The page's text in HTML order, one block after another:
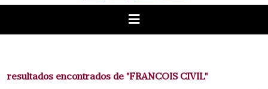
resultados encontrados de "FRANCOIS CIVIL"